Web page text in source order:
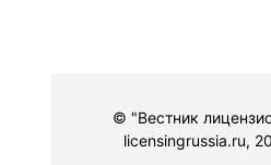
© "Вестник
licensingrussia.ru,